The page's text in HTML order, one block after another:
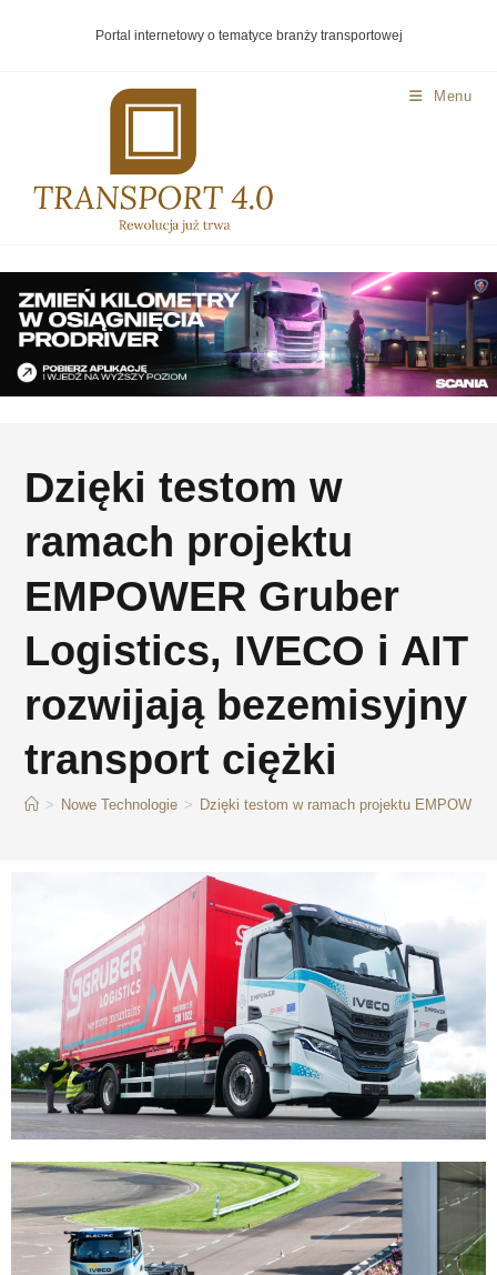
Portal internetowy o tematyce branży transportowej
Menu
Dzięki testom w
ramach projektu
EMPOWER Gruber
Logistics, IVECO i AIT
rozwijają bezemisyjny
transport ciężki
> Nowe Technologie > Dzięki testom w ramach projektu